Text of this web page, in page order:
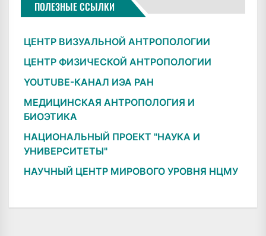
ПОЛЕЗНЫЕ ССЫЛКИ
ЦЕНТР ВИЗУАЛЬНОЙ АНТРОПОЛОГИИ
ЦЕНТР ФИЗИЧЕСКОЙ АНТРОПОЛОГИИ
YOUTUBE-КАНАЛ ИЭА РАН
МЕДИЦИНСКАЯ АНТРОПОЛОГИЯ И
БИОЭТИКА
НАЦИОНАЛЬНЫЙ ПРОЕКТ "НАУКА И
УНИВЕРСИТЕТЫ"
НАУЧНЫЙ ЦЕНТР МИРОВОГО УРОВНЯ НЦМУ